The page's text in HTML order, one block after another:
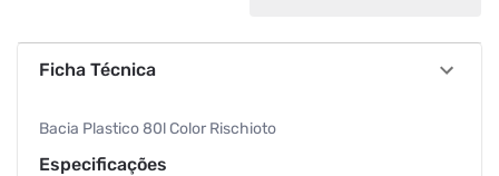
Ficha Técnica
Bacia Plastico 80l Color Rischioto
Especificações